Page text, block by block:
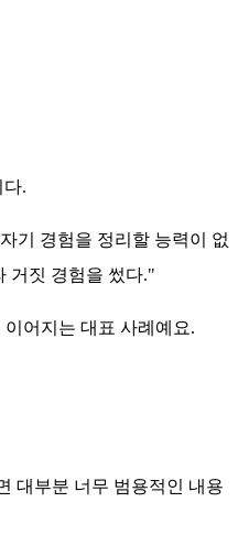
다.
기 경험을 정리할 능력이 없
거짓 경험을 썼다."
어지는 대표 사례예요.
대부분 너무 범용적인 내용